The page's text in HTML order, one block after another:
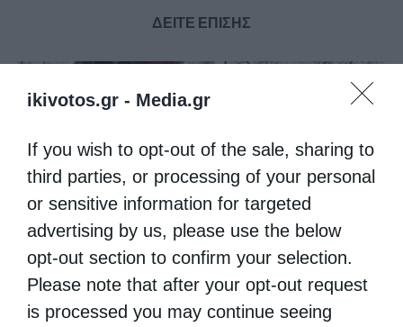
ikivotos.gr - Media.gr
If you wish to opt-out of the sale, sharing to
third parties, or processing of your personal
or sensitive information for targeted
advertising by us, please use the below
opt-out section to confirm your selection.
Please note that after your opt-out request
is processed you may continue seeing
ΔΕΙΤΕ ΕΠΙΣΗΣ
Οι εθελοντές του Ελληνικού Ερυθρού Σταυρού
διέσωσαν δεκάδες...